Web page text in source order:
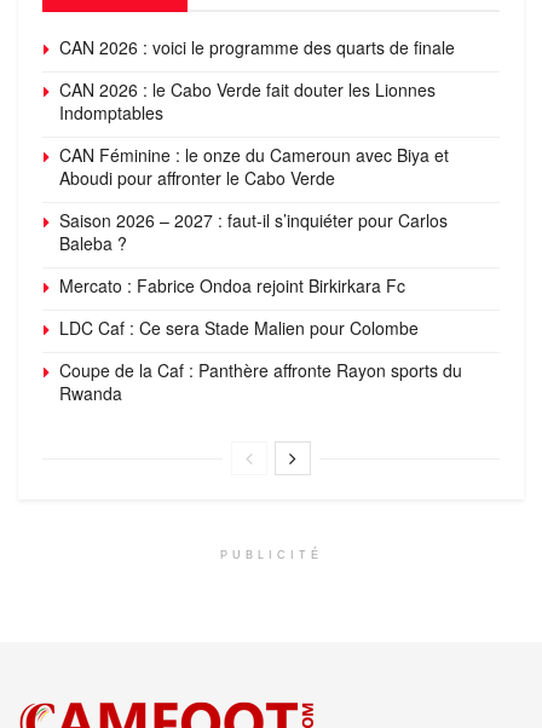
CAN 2026 : voici le programme des quarts de finale
CAN 2026 : le Cabo Verde fait douter les Lionnes
Indomptables
CAN Féminine : le onze du Cameroun avec Biya et
Aboudi pour affronter le Cabo Verde
Saison 2026 – 2027 : faut-il s’inquiéter pour Carlos
Baleba ?
Mercato : Fabrice Ondoa rejoint Birkirkara Fc
LDC Caf : Ce sera Stade Malien pour Colombe
Coupe de la Caf : Panthère affronte Rayon sports du
Rwanda
PUBLICITÉ